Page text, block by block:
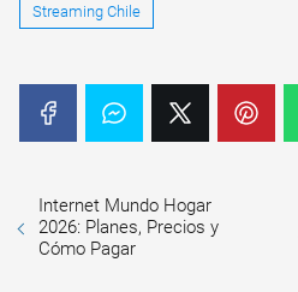
Streaming Chile
Internet Mundo Hogar
2026: Planes, Precios y
Cómo Pagar